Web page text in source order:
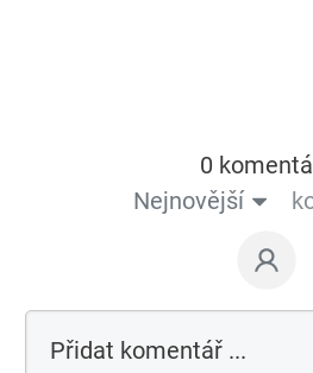
0
Nejnovější